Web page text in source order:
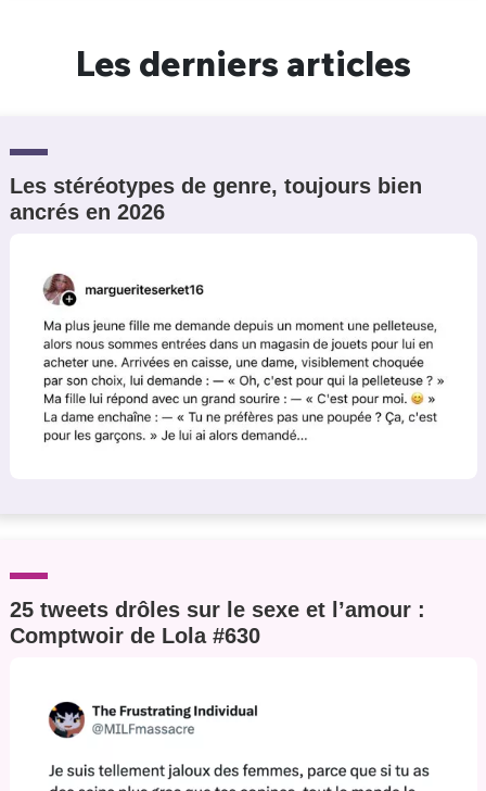
Les derniers articles
Les stéréotypes de genre, toujours bien
ancrés en 2026
25 tweets drôles sur le sexe et l’amour :
Comptwoir de Lola #630
Un Thread